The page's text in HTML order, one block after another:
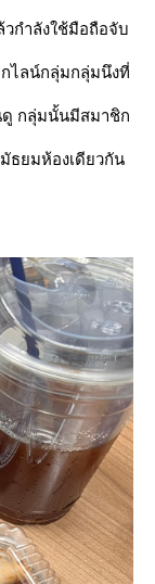
วกำลังใช้มือถือจับ
ไลน์กลุ่มกลุ่มนึงที่
ดู กลุ่มนั้นมีสมาชิก
ธยมห้องเดียวกัน